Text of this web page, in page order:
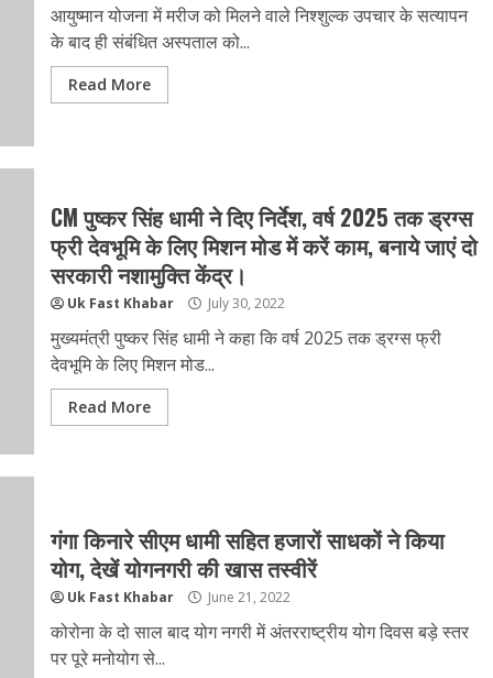
आयुष्मान योजना में मरीज को मिलने वाले निश्शुल्क उपचार के सत्यापन
के बाद ही संबंधित अस्पताल को...
Read More
CM पुष्कर सिंह धामी ने दिए निर्देश, वर्ष 2025 तक ड्रग्स
फ्री देवभूमि के लिए मिशन मोड में करें काम, बनाये जाएं दो
सरकारी नशामुक्ति केंद्र।
Uk Fast Khabar July 30, 2022
मुख्यमंत्री पुष्कर सिंह धामी ने कहा कि वर्ष 2025 तक ड्रग्स फ्री
देवभूमि के लिए मिशन मोड...
Read More
गंगा किनारे सीएम धामी सहित हजारों साधकों ने किया
योग, देखें योगनगरी की खास तस्वीरें
Uk Fast Khabar June 21, 2022
कोरोना के दो साल बाद योग नगरी में अंतरराष्ट्रीय योग दिवस बड़े स्तर
पर पूरे मनोयोग से...